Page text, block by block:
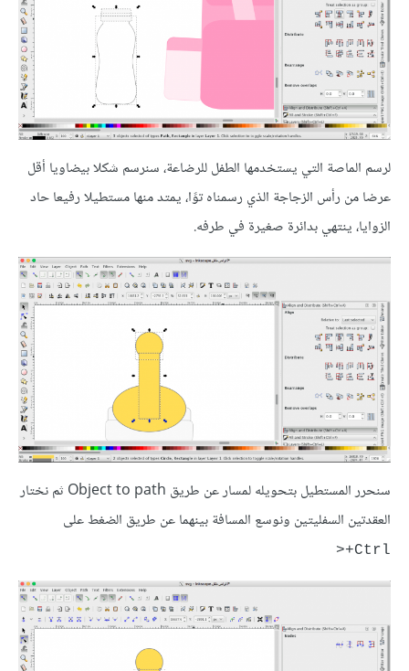
لرسم الماصة التي يستخدمها الطفل للرضاعة، سنرسم شكلا بيضاويا أقل
عرضا من رأس الزجاجة الذي رسمناه توًا، يمتد منها مستطيلا رفيعا حاد
الزوايا، ينتهي بدائرة صغيرة في طرفه.
سنحرر المستطيل بتحويله لمسار عن طريق Object to path ثم نختار
العقدتين السفليتين ونوسع المسافة بينهما عن طريق الضغط على
Ctrl+<